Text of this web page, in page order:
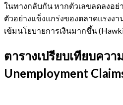
ในทางกลับกัน หากตัวเลขลดลงอย่
ตัวอย่างแข็งแกร่งของตลาดแรงง
เข้มนโยบายการเงินมากขึ้น
ตารางเปรียบเทียบคว
Unemployment